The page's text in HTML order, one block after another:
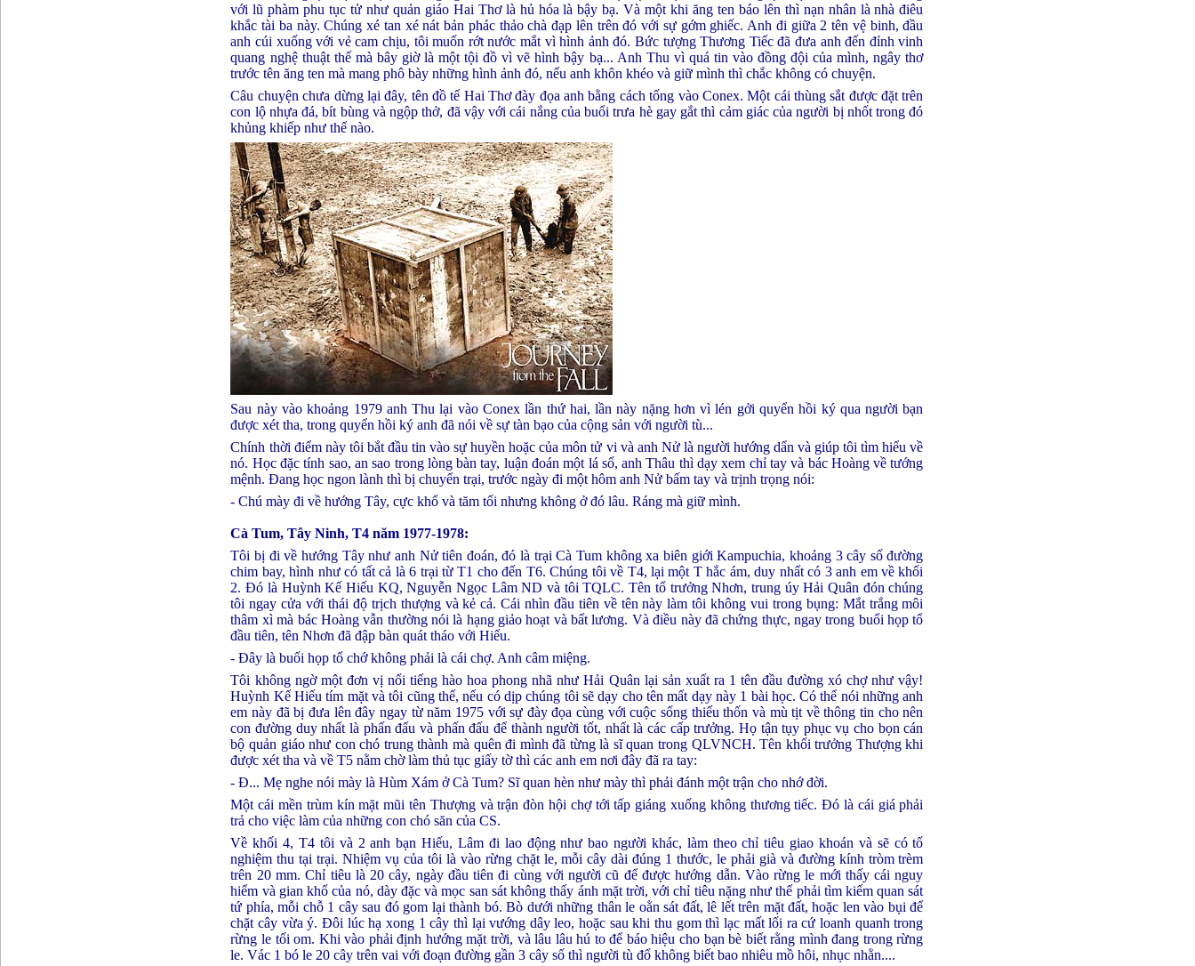
với lũ phàm phu tục tử như quản giáo Hai Thơ là hủ hóa là bậy bạ. Và một khi ăng ten báo lên thì nạn nhân là nhà điêu
khắc tài ba này. Chúng xé tan xé nát bản phác thảo chà đạp lên trên đó với sự gớm ghiếc. Anh đi giữa 2 tên vệ binh, đầu
anh cúi xuống với vẻ cam chịu, tôi muốn rớt nước mắt vì hình ảnh đó. Bức tượng Thương Tiếc đã đưa anh đến đỉnh vinh
quang nghệ thuật thế mà bây giờ là một tội đồ vì vẽ hình bậy bạ... Anh Thu vì quá tin vào đồng đội của mình, ngây thơ
trước tên ăng ten mà mang phô bày những hình ảnh đó, nếu anh khôn khéo và giữ mình thì chắc không có chuyện.
Câu chuyện chưa dừng lại đây, tên đồ tể Hai Thơ đày đọa anh bằng cách tống vào Conex. Một cái thùng sắt được đặt trên
con lộ nhựa đá, bít bùng và ngộp thở, đã vậy với cái nắng của buổi trưa hè gay gắt thì cảm giác của người bị nhốt trong đó
khủng khiếp như thế nào.
Sau này vào khoảng 1979 anh Thu lại vào Conex lần thứ hai, lần này nặng hơn vì lén gởi quyển hồi ký qua người bạn
được xét tha, trong quyển hồi ký anh đã nói về sự tàn bạo của cộng sản với người tù...
Chính thời điểm này tôi bắt đầu tin vào sự huyền hoặc của môn tử vi và anh Nử là người hướng dẩn và giúp tôi tìm hiểu về
nó. Học đặc tính sao, an sao trong lòng bàn tay, luận đoán một lá số, anh Thâu thì dạy xem chỉ tay và bác Hoàng về tướng
mệnh. Đang học ngon lành thì bị chuyển trại, trước ngày đi một hôm anh Nử bấm tay và trịnh trọng nói:
- Chú mày đi về hướng Tây, cực khổ và tăm tối nhưng không ở đó lâu. Ráng mà giữ mình.
Cà Tum, Tây Ninh, T4 năm 1977-1978:
Tôi bị đi về hướng Tây như anh Nử tiên đoán, đó là trại Cà Tum không xa biên giới Kampuchia, khoảng 3 cây số đường
chim bay, hình như có tất cả là 6 trại từ T1 cho đến T6. Chúng tôi về T4, lại một T hắc ám, duy nhất có 3 anh em về khối
2. Đó là Huỳnh Kế Hiếu KQ, Nguyễn Ngọc Lâm ND và tôi TQLC. Tên tổ trưởng Nhơn, trung úy Hải Quân đón chúng
tôi ngay cửa với thái độ trịch thượng và kẻ cả. Cái nhìn đầu tiên về tên này làm tôi không vui trong bụng: Mắt trắng môi
thâm xì mà bác Hoàng vẫn thường nói là hạng giảo hoạt và bất lương. Và điều này đã chứng thực, ngay trong buổi họp tổ
đầu tiên, tên Nhơn đã đập bàn quát tháo với Hiếu.
- Đây là buổi họp tổ chớ không phải là cái chợ. Anh câm miệng.
Tôi không ngờ một đơn vị nổi tiếng hào hoa phong nhã như Hải Quân lại sản xuất ra 1 tên đầu đường xó chợ như vậy!
Huỳnh Kế Hiếu tím mặt và tôi cũng thế, nếu có dịp chúng tôi sẽ dạy cho tên mất dạy này 1 bài học. Có thể nói những anh
em này đã bị đưa lên đây ngay từ năm 1975 với sự đày đọa cùng với cuộc sống thiếu thốn và mù tịt về thông tin cho nên
con đường duy nhất là phấn đấu và phấn đấu để thành người tốt, nhất là các cấp trưởng. Họ tận tụy phục vụ cho bọn cán
bộ quản giáo như con chó trung thành mà quên đi mình đã từng là sĩ quan trong QLVNCH. Tên khối trưởng Thượng khi
được xét tha và về T5 nằm chờ làm thủ tục giấy tờ thì các anh em nơi đây đã ra tay:
- Đ... Mẹ nghe nói mày là Hùm Xám ở Cà Tum? Sĩ quan hèn như mày thì phải đánh một trận cho nhớ đời.
Một cái mền trùm kín mặt mũi tên Thượng và trận đòn hội chợ tới tấp giáng xuống không thương tiếc. Đó là cái giá phải
trả cho việc làm của những con chó săn của CS.
Về khối 4, T4 tôi và 2 anh bạn Hiếu, Lâm đi lao động như bao người khác, làm theo chỉ tiêu giao khoán và sẽ có tổ
nghiệm thu tại trại. Nhiệm vụ của tôi là vào rừng chặt le, mỗi cây dài đúng 1 thước, le phải già và đường kính tròm trèm
trên 20 mm. Chỉ tiêu là 20 cây, ngày đầu tiên đi cùng với người cũ để được hướng dẫn. Vào rừng le mới thấy cái nguy
hiểm và gian khổ của nó, dày đặc và mọc san sát không thấy ánh mặt trời, với chỉ tiêu nặng như thế phải tìm kiếm quan sát
tứ phía, mỗi chỗ 1 cây sau đó gom lại thành bó. Bò dưới những thân le oằn sát đất, lê lết trên mặt đất, hoặc len vào bụi để
chặt cây vừa ý. Đôi lúc hạ xong 1 cây thì lại vướng dây leo, hoặc sau khi thu gom thì lạc mất lối ra cứ loanh quanh trong
rừng le tối om. Khi vào phải định hướng mặt trời, và lâu lâu hú to để báo hiệu cho bạn bè biết rằng mình đang trong rừng
le. Vác 1 bó le 20 cây trên vai với đoạn đường gần 3 cây số thì người tù đổ không biết bao nhiêu mồ hôi, nhục nhằn....